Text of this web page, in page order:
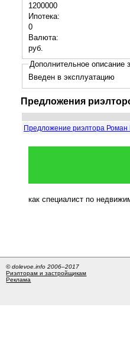
1200000
Ипотека:
0
Валюта:
руб.
Дополнительное
Введен в эксплуатацию
Предложения
Предложение риэлтора Роман
как специалист по
© dolevoe.info 2006–2017
Риэлторам и застройщикам
Реклама